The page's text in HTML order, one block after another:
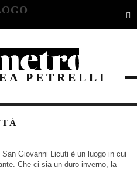
PETRELLI
Giovanni Licuti è un luogo in cui
Che ci sia un duro inverno, la